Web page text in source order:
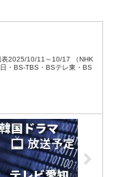
表2025/10/11～10/17 （NHK
・BS-TBS・BSテレ東・BS